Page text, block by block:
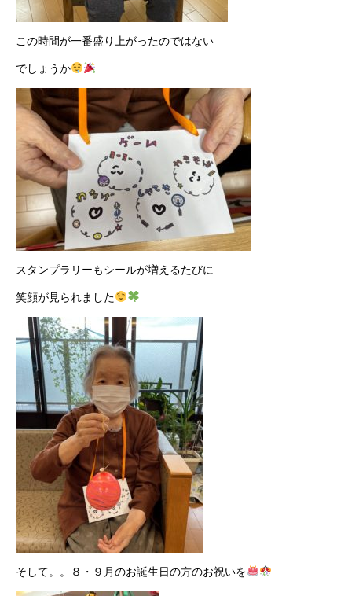
この時間が一番盛り上がったのではない
でしょうか
スタンプラリーもシールが増えるたびに
笑顔が見られました
そして。。８・９月のお誕生日の方のお祝いを